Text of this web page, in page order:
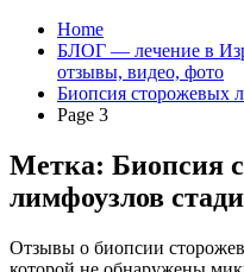
Home
БЛОГ — лечение в
отзывы, видео, фото
Биопсия сторожевых
Page 3
Метка: Биопсия
лимфоузлов
Отзывы о биопсии